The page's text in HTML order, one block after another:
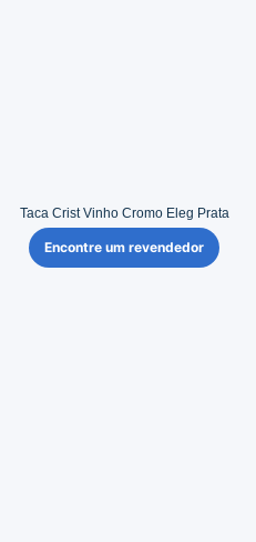
Taca Crist Vinho Cromo Eleg Prata
Encontre um revendedor